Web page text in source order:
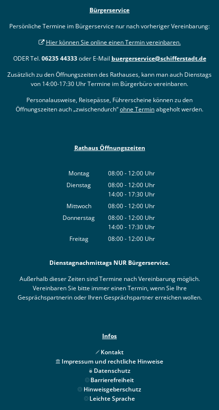
Bürgerservice
Persönliche Termine im Bürgerservice nur nach vorheriger Vereinbarung:
Hier können Sie online einen Termin vereinbaren.
ODER Tel.06235 44333oder E-Mail buergerservice@schifferstadt.de
Zusätzlich zu den Öffnungszeiten des Rathauses, kann man auch Dienstags
von 14:00-17:30 Uhr Termine im Bürgerbüro vereinbaren.
Personalausweise, Reisepässe, Führerscheine können zu den
Öffnungszeiten auch „zwischendurch“ohne Terminabgeholt werden.
Rathaus Öffnungszeiten
Montag 08:00- 12:00 Uhr
Von 08:00 bis 12:00 Uhr
Dienstag 08:00- 12:00 Uhr
Von 08:00 bis 12:00 Uhr
14:00- 17:30 Uhr
Von 14:00 bis 17:30 Uhr
Mittwoch 08:00- 12:00 Uhr
Von 08:00 bis 12:00 Uhr
Donnerstag 08:00- 12:00 Uhr
Von 08:00 bis 12:00 Uhr
14:00- 17:30 Uhr
Von 14:00 bis 17:30 Uhr
Freitag 08:00- 12:00 Uhr
Dienstagnachmittags NUR Bürgerservice.
Außerhalb dieser Zeiten sind Termine nach Vereinbarung möglich.
Vereinbaren Sie bitte immer einen Termin, wenn Sie Ihre
Gesprächspartnerin oder Ihren Gesprächspartner erreichen wollen.
Infos
Kontakt
Impressum und rechtliche Hinweise
Datenschutz
Barrierefreiheit
Hinweisgeberschutz
Leichte Sprache